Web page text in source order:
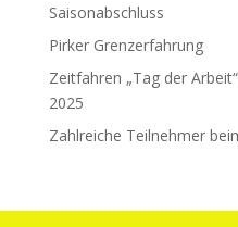
Saisonabschluss
Pirker Grenzerfahrung
Zeitfahren „Tag der
2025
Zahlreiche Teilnehmer